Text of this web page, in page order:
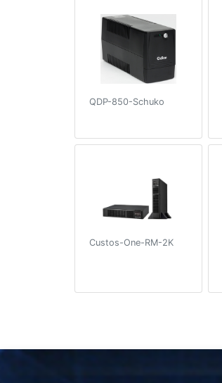
QDP-850-Schuko
Custos-One-RM-2K